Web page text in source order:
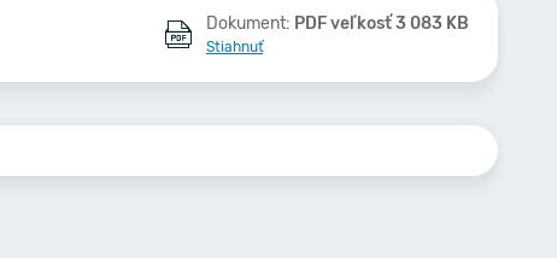
Dokument: PDF veľkosť 3 083 KB
Stiahnuť